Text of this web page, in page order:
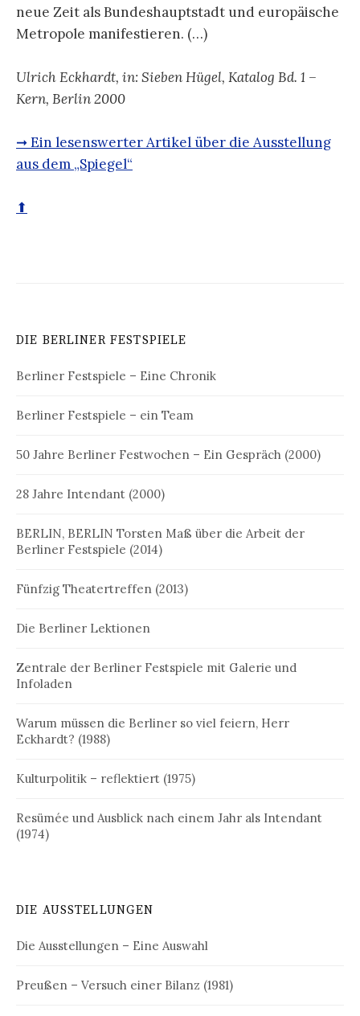
neue Zeit als Bundeshauptstadt und europäische
Metropole manifestieren. (…)
Ulrich Eckhardt, in: Sieben Hügel, Katalog Bd. 1 –
Kern, Berlin 2000
➞ Ein lesenswerter Artikel über die Ausstellung
aus dem „Spiegel“
⬆
DIE BERLINER FESTSPIELE
Berliner Festspiele – Eine Chronik
Berliner Festspiele – ein Team
50 Jahre Berliner Festwochen – Ein Gespräch (2000)
28 Jahre Intendant (2000)
BERLIN, BERLIN Torsten Maß über die Arbeit der
Berliner Festspiele (2014)
Fünfzig Theatertreffen (2013)
Die Berliner Lektionen
Zentrale der Berliner Festspiele mit Galerie und
Infoladen
Warum müssen die Berliner so viel feiern, Herr
Eckhardt? (1988)
Kulturpolitik – reflektiert (1975)
Resümée und Ausblick nach einem Jahr als Intendant
(1974)
DIE AUSSTELLUNGEN
Die Ausstellungen – Eine Auswahl
Preußen – Versuch einer Bilanz (1981)